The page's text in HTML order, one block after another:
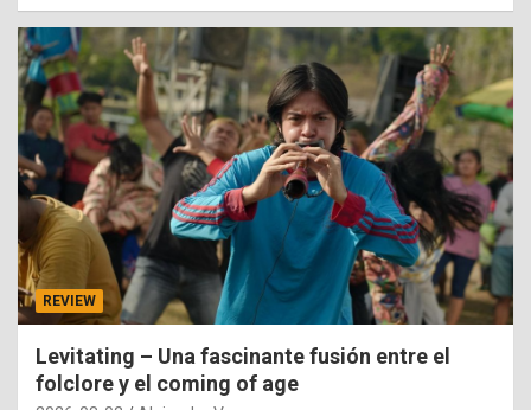
REVIEW
Levitating – Una fascinante fusión entre el
folclore y el coming of age